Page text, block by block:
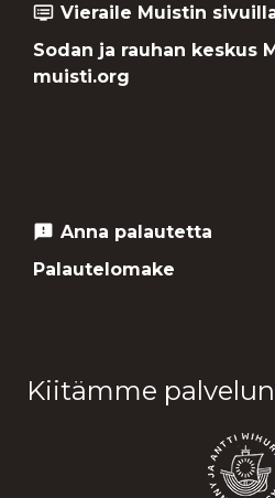
dvr Vieraile Muistin
Sodan ja rauhan keskus
muisti.org
feedback Anna palautetta
Palautelomake
Kiitämme